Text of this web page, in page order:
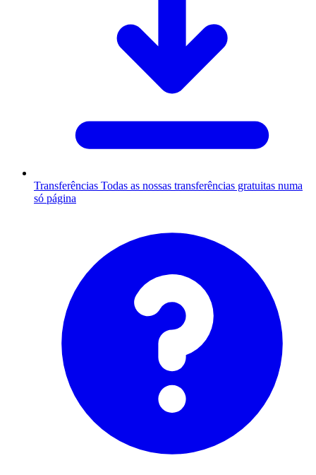
Transferências Todas as nossas transferências gratuitas numa
só página